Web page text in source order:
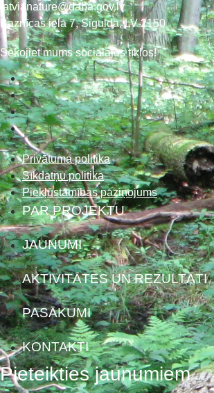
latvianature@daba.gov.lv
Baznīcas iela 7, Sigulda, LV-2150
Sekojiet mums sociālajos tīklos!
Privātuma politika
Sīkdatņu politika
Piekļūstamības paziņojums
PAR PROJEKTU
JAUNUMI
AKTIVITĀTES UN REZULTĀTI
PASĀKUMI
KONTAKTI
Pieteikties jaunumiem